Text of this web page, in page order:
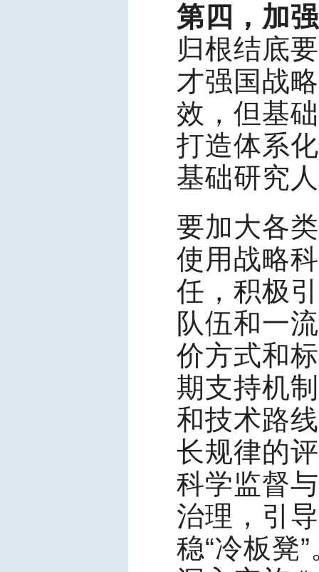
第四，加
归根结底
才强国战
效，但基
打造体系
基础研究
要加大各
使用战略
任，积极
队伍和一
价方式和
期支持机
和技术路
长规律的
科学监督
治理，引
稳“冷板凳